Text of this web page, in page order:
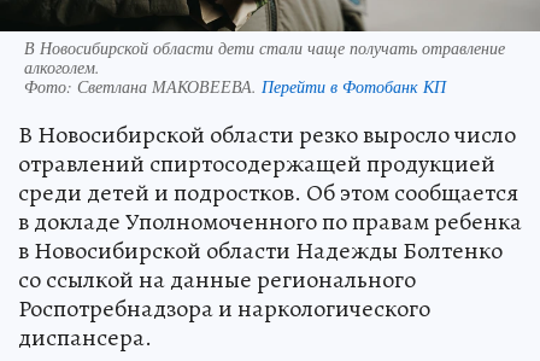
В Новосибирской области дети стали чаще получать отравление
алкоголем.
Фото: Светлана МАКОВЕЕВА. Перейти в Фотобанк КП
В Новосибирской области резко выросло число
отравлений спиртосодержащей продукцией
среди детей и подростков. Об этом сообщается
в докладе Уполномоченного по правам ребенка
в Новосибирской области Надежды Болтенко
со ссылкой на данные регионального
Роспотребнадзора и наркологического
диспансера.